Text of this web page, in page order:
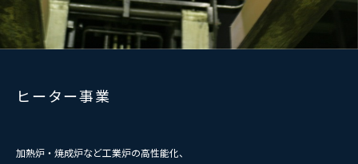
ヒーター事業
加熱炉・焼成炉など工業炉の高性能化、